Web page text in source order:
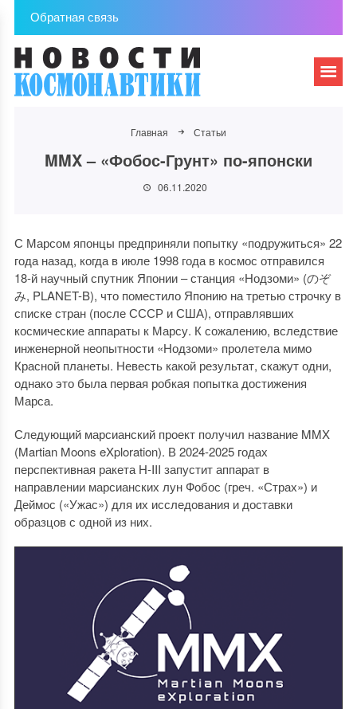
Обратная связь
Главная Статьи
MMX – «Фобос-Грунт» по-японски
06.11.2020
С Марсом японцы предприняли попытку «подружиться» 22
года назад, когда в июле 1998 года в космос отправился
18-й научный спутник Японии – станция «Нодзоми» (のぞ
み, PLANET-B), что поместило Японию на третью строчку в
списке стран (после СССР и США), отправлявших
космические аппараты к Марсу. К сожалению, вследствие
инженерной неопытности «Нодзоми» пролетела мимо
Красной планеты. Невесть какой результат, скажут одни,
однако это была первая робкая попытка достижения
Марса.
Следующий марсианский проект получил название MMX
(Martian Moons eXploration). В 2024-2025 годах
перспективная ракета H-III запустит аппарат в
направлении марсианских лун Фобос (греч. «Страх») и
Деймос («Ужас») для их исследования и доставки
образцов с одной из них.